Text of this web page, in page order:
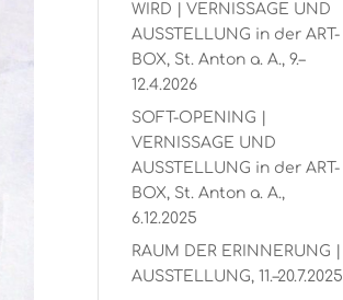
WIRD | VERNISSAGE UND
AUSSTELLUNG in der ART-
BOX, St. Anton a. A., 9.–
12.4.2026
SOFT-OPENING |
VERNISSAGE UND
AUSSTELLUNG in der ART-
BOX, St. Anton a. A.,
6.12.2025
RAUM DER ERINNERUNG |
AUSSTELLUNG, 11.–20.7.2025